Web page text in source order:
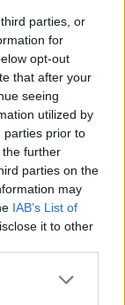
parties, or
for
opt-out
that after your
seeing
utilized by
parties prior to
further
parties on the
may
IAB’s List of
it to other
Moja pasja
lat, kiedy
językowej na
Ten "skok na
uwielbiam
na inne
przez pół
studia
a